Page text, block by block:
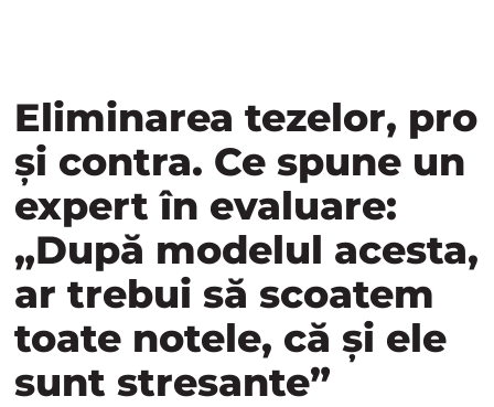
Eliminarea tezelor, pro
și contra. Ce spune un
expert în evaluare:
„După modelul acesta,
ar trebui să scoatem
toate notele, că și ele
sunt stresante”